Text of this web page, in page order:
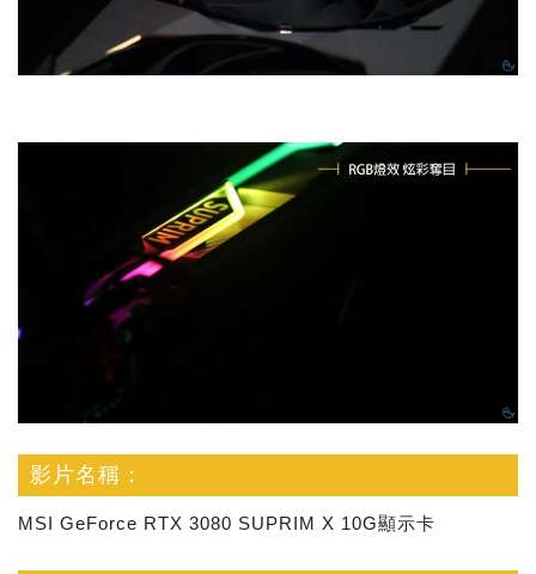
影片名稱：
MSI GeForce RTX 3080 SUPRIM X 10G顯示卡